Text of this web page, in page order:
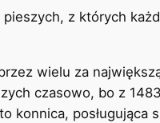
z których
wielu za
czasowo, bo z
konnica, posługująca